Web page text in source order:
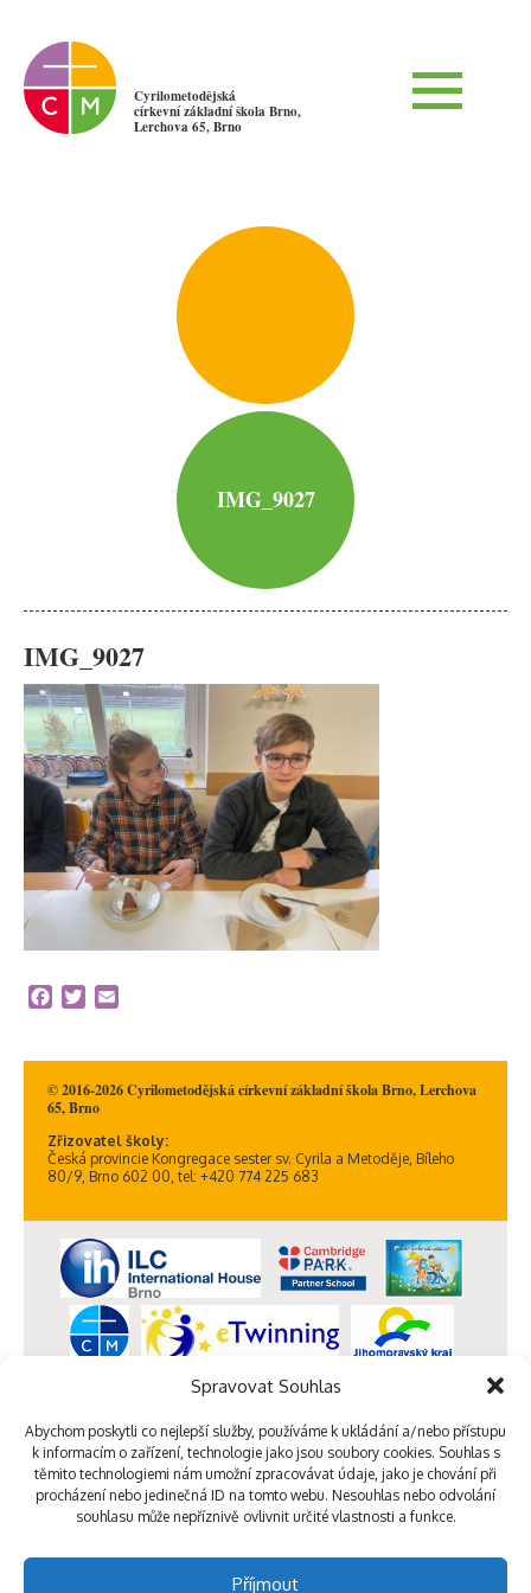
Spravovat Souhlas
Abychom poskytli co nejlepší služby, používáme k ukládání a/nebo přístupu
k informacím o zařízení, technologie jako jsou soubory cookies. Souhlas s
těmito technologiemi nám umožní zpracovávat údaje, jako je chování při
procházení nebo jedinečná ID na tomto webu. Nesouhlas nebo odvolání
souhlasu může nepříznivě ovlivnit určité vlastnosti a funkce.
Příjmout
Cyrilometodějská
církevní základní škola Brno,
Lerchova 65, Brno
IMG_9027
IMG_9027
Facebook
Twitter
© 2016-2026 Cyrilometodějská církevní základní škola Brno, Lerchova
65, Brno
Zřizovatel školy:
Česká provincie Kongregace sester sv. Cyrila a Metoděje, Bíleho
80/9, Brno 602 00, tel: +420 774 225 683